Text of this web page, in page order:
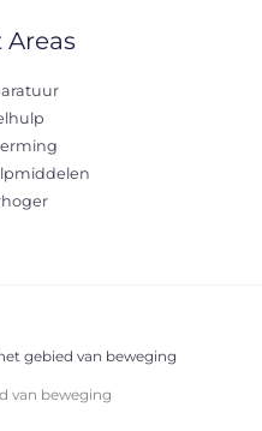
Areas
gebied van beweging
van beweging